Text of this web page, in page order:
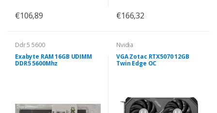
€106,89 €166,32
Ddr 5 5600
Exabyte RAM 16GB UDIMM
DDR5 5600Mhz
Nvidia
VGA Zotac RTX5070 12GB
Twin Edge OC